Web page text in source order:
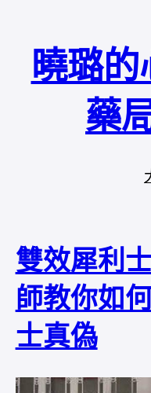
曉璐的
藥
雙效犀利
師教你如
士真偽